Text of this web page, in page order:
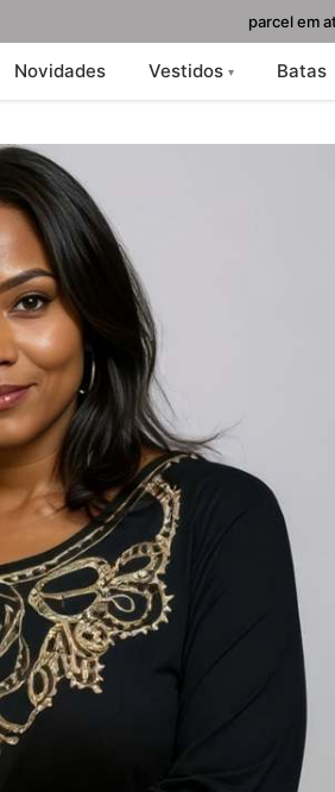
parcel em
Novidades Vestidos Batas